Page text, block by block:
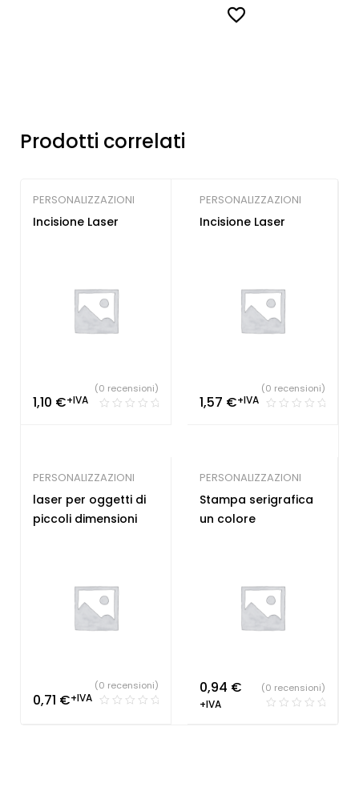
Prodotti correlati
PERSONALIZZAZIONI
Incisione Laser
1,10 €+IVA
(0 recensioni)
PERSONALIZZAZIONI
Incisione Laser
1,57 €+IVA
(0 recensioni)
PERSONALIZZAZIONI
laser per oggetti di
piccoli dimensioni
0,71 €+IVA
(0 recensioni)
PERSONALIZZAZIONI
Stampa serigrafica
un colore
0,94 €
+IVA
(0 recensioni)